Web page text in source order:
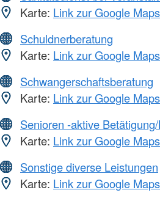
Karte: Link zur Google
Schuldnerberatung
Karte: Link zur Google
Schwangerschaftsberatung
Karte: Link zur Google
Senioren -aktive
Karte: Link zur Google
Sonstige diverse Leistungen
Karte: Link zur Google